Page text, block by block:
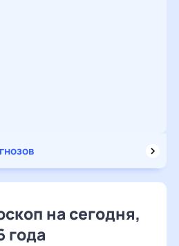
на сегодня,
года